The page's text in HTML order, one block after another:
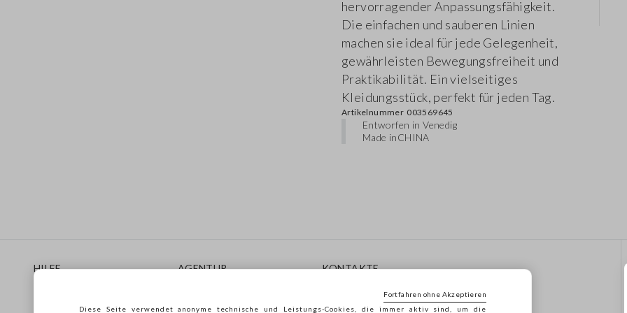
hervorragender Anpassungsfähigkeit.
Die einfachen und sauberen Linien
machen sie ideal für jede Gelegenheit,
gewährleisten Bewegungsfreiheit und
Praktikabilität. Ein vielseitiges
Kleidungsstück, perfekt für jeden Tag.
Artikelnummer 003569645
Entworfen in Venedig
Made inCHINA
HILFE
Lieferungen
AGENTUR
KONTAKTE
Diese Seite verwendet anonyme technische und Leistungs-Cookies, die immer aktiv sind, um die
Fortfahren ohne Akzeptieren